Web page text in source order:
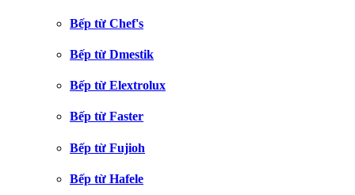
Bếp từ Chef's
Bếp từ Dmestik
Bếp từ Elextrolux
Bếp từ Faster
Bếp từ Fujioh
Bếp từ Hafele